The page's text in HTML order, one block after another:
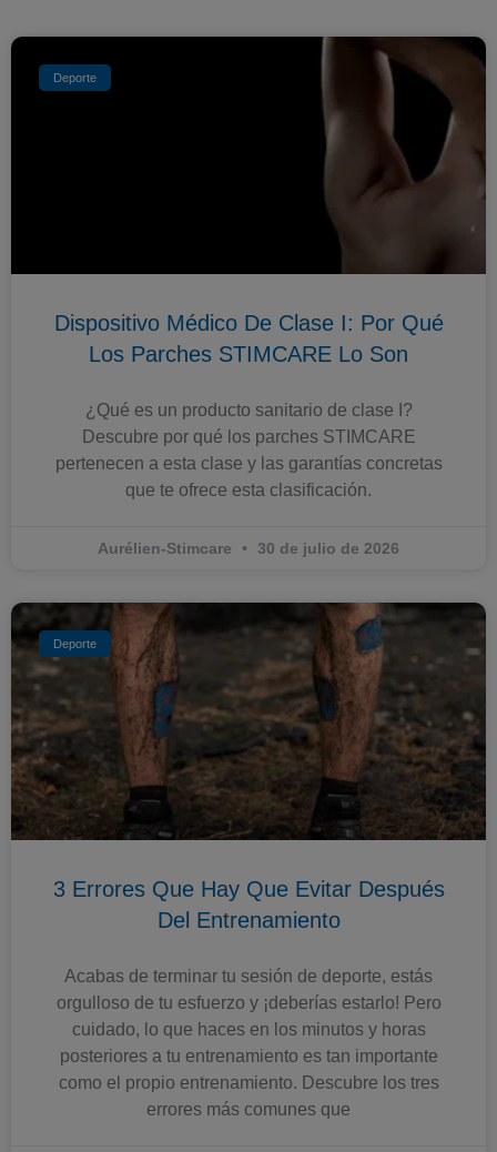
Deporte
Dispositivo Médico De Clase I: Por Qué
Los Parches STIMCARE Lo Son
¿Qué es un producto sanitario de clase I?
Descubre por qué los parches STIMCARE
pertenecen a esta clase y las garantías concretas
que te ofrece esta clasificación.
Aurélien-Stimcare 30 de julio de 2026
Deporte
3 Errores Que Hay Que Evitar Después
Del Entrenamiento
Acabas de terminar tu sesión de deporte, estás
orgulloso de tu esfuerzo y ¡deberías estarlo! Pero
cuidado, lo que haces en los minutos y horas
posteriores a tu entrenamiento es tan importante
como el propio entrenamiento. Descubre los tres
errores más comunes que